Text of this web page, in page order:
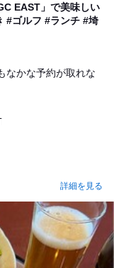
EAST」で美味しい
#ゴルフ #ランチ #埼
なかな予約が取れな
詳細を見る